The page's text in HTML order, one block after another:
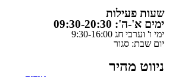
שעות פעילות
ימים א'-ה': 09:30-20:30
ימי ו' וערבי חג 9:30-16:00
יום שבת: סגור
ניווט מהיר